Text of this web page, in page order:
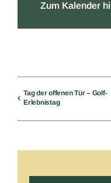
Zum Kalender
Tag der offenen Tür – Golf-
Erlebnistag